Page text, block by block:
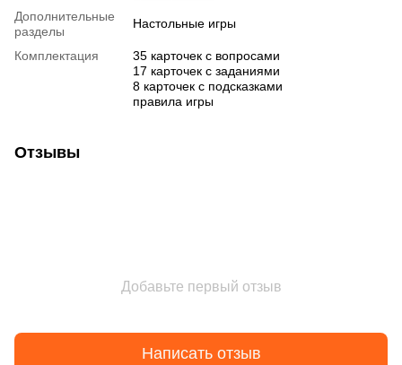
Дополнительные
разделы
Настольные игры
Комплектация
35 карточек с вопросами
17 карточек с заданиями
8 карточек с подсказками
правила игры
Отзывы
Добавьте первый отзыв
Написать отзыв